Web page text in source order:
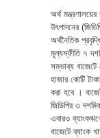
অর্থ
উৎপাদনের
অর্থনৈতিক
মূল্যস্ফীতি ৭
সম্ভাব্য
হাজার কোটি
করা হবে ।
জিডিপির ৩
এবারও
বাজেটে ব্যাংক